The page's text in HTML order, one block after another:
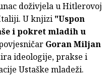
doživjela u Hitlerovoj
U knjizi "Uspon
i pokret mladih u
Goran Miljan
ideologije, prakse i
Ustaške mladeži.